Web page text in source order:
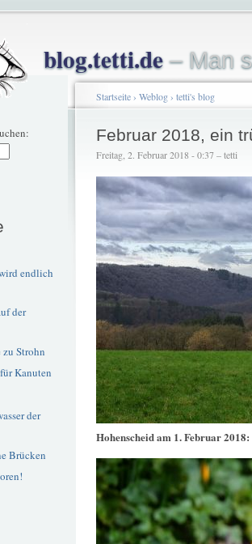
blog.tetti.de– Man
endlich
der
Strohn
Kanuten
der
Brücken
Startseite› Weblog› tetti's blog
Februar 2018, ein
Freitag, 2. Februar 2018 - 0:37 – tetti
Hohenscheid am 1. Februar 2018: